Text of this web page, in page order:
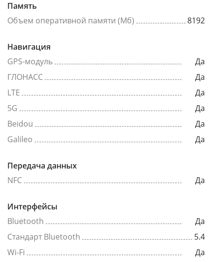
Память
Объем оперативной памяти (Мб)
8192
Навигация
GPS-модуль
Да
ГЛОНАСС
Да
LTE
Да
5G
Да
Beidou
Да
Galileo
Да
Передача данных
NFC
Да
Интерфейсы
Bluetooth
Да
Стандарт Bluetooth
5.4
Wi-Fi
Да